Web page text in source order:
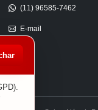
(11) 96585-7462
E-mail